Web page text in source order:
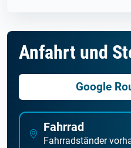
Anfahrt und
Google
Fahrrad
Fahrradständer